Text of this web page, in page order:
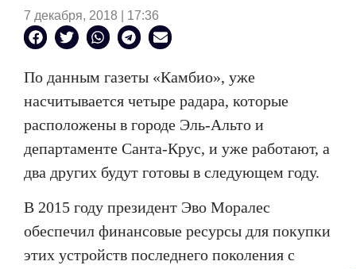
7 декабря, 2018 | 17:36
По данным газеты «Камбио», уже
насчитывается четыре радара, которые
расположены в городе Эль-Альто и
департаменте Санта-Крус, и уже работают, а
два других будут готовы в следующем году.
В 2015 году президент Эво Моралес
обеспечил финансовые ресурсы для покупки
этих устройств последнего поколения с